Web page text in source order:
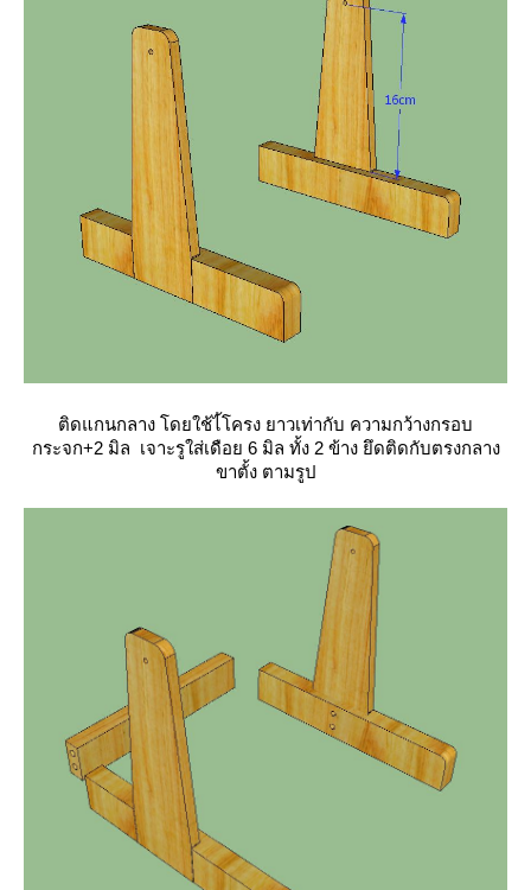
ติดแกนกลาง โดยใช้ไ้โครง ยาวเท่ากับ ความกว้างกรอบ
กระจก+2 มิล เจาะรูใส่เดือย 6 มิล ทั้ง 2 ข้าง ยึดติดกับตรงกลาง
ขาตั้ง ตามรูป